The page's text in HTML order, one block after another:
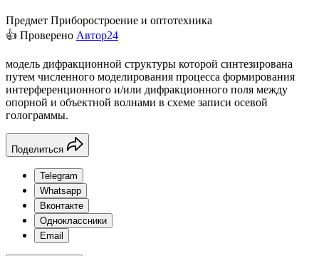
Предмет Приборостроение и оптотехника
👍 Проверено Автор24
модель дифракционной структуры которой синтезирована
путем численного моделирования процесса формирования
интерференционного и/или дифракционного поля между
опорной и объектной волнами в схеме записи осевой
голограммы.
Поделиться
Telegram
Whatsapp
Вконтакте
Одноклассники
Email